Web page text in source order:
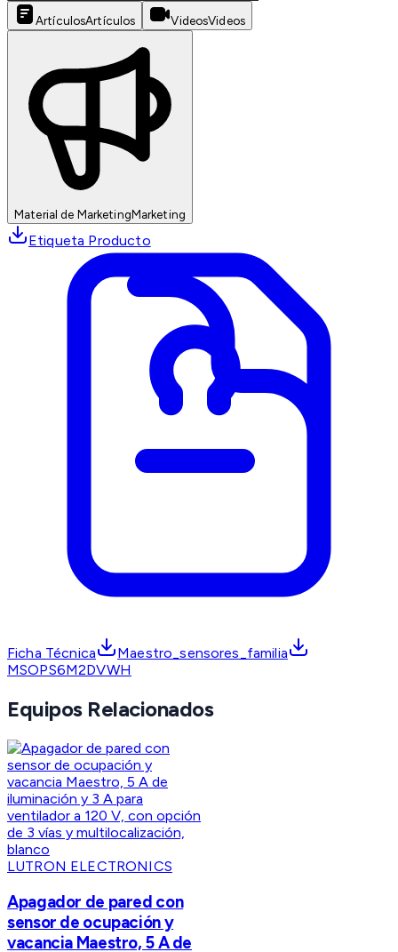
ArtículosArtículos VideosVideos
Material de MarketingMarketing
Etiqueta Producto
Ficha Técnica
Maestro_sensores_familia
MSOPS6M2DVWH
Equipos Relacionados
LUTRON ELECTRONICS
Apagador de pared con
sensor de ocupación y
vacancia Maestro, 5 A de